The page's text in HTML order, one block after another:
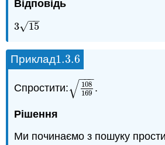
Відповідь
3 15
−−
√
315
Приклад1.3.6
1.3.6
Спростити:
108
169
−−
−
√
108169
.
Рішення
Ми починаємо з пошуку